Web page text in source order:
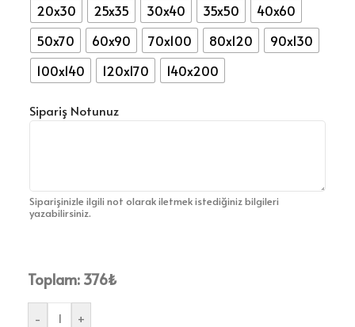
20x30
25x35 30x40 35x50
40x60
50x70
60x90 70x100 80x120
90x130
100x140
120x170 140x200
Sipariş Notunuz
Siparişinizle ilgili not olarak iletmek istediğiniz bilgileri
yazabilirsiniz.
Toplam: 376₺
- +